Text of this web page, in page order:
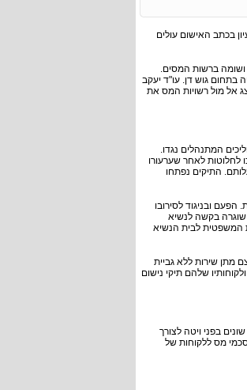
מעיון בכתב האישום עולים
ספטמבר 2004 התמנה לסמנכ"ל ביקורת ושומה ברשות המסים.
בתחום גוש דן. עו"ד יעקב
אל מול רשויות המס את
בהליכים המתנהלים נגדו.
שנת 1988 הורשע ויטה והרשעותיו הפכו לחלוטות לאחר שערעורו
התיקים נפתחו
ובניגוד לסירובו
הקודם הסכים וינרוט לייצג את ויטה והפנה אותו לאחיו אברהם שעובד כעורך דין שכיר במשרדו. ביום 29/8/2000 שוגרה בקשה לנשיא
המשפטית לבית הנשיא
מתן שירות ללא גביית
שלהם תיקי נישום
בפני ויטה לצורך
מס ללקוחות של